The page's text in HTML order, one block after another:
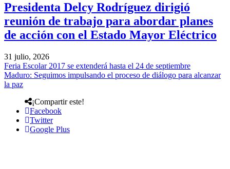
Presidenta Delcy Rodríguez dirigió
reunión de trabajo para abordar planes
de acción con el Estado Mayor Eléctrico
31 julio, 2026
Feria Escolar 2017 se extenderá hasta el 24 de septiembre
Maduro: Seguimos impulsando el proceso de diálogo para alcanzar
la paz
¡Compartir este!
Facebook
Twitter
Google Plus